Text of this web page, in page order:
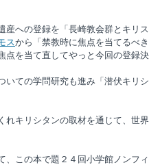
への登録を「長崎教会群とキリ
スから「禁教時に焦点を当てるべ
点を当て直してやっと今回の登録
ての学問研究も進み「潜伏キリ
キリシタンの取材を通じて、世
、この本で題２４回小学館ノンフ